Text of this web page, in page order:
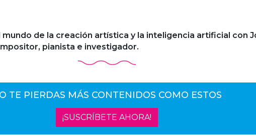
mundo de la creación artística y la inteligencia artificial con
pianista e investigador.
TE PIERDAS MÁS CONTENIDOS COMO ESTOS
¡SUSCRÍBETE AHORA!